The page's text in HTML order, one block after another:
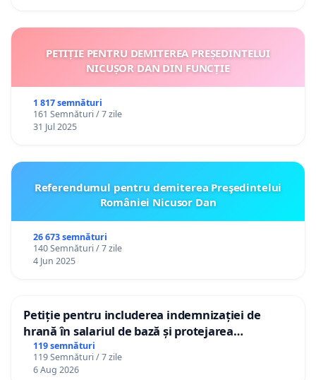
PETIȚIE PENTRU DEMITEREA PREȘEDINTELUI
NICUȘOR DAN DIN FUNCȚIE
1 817 semnături
161 Semnături / 7 zile
31 Jul 2025
Referendumul pentru demiterea Preşedintelui
României Nicusor Dan
26 673 semnături
140 Semnături / 7 zile
4 Jun 2025
Petiție pentru includerea indemnizației de
hrană în salariul de bază și protejarea
gradațiilor de vechime pentru asistenții
personali
119 semnături
119 Semnături / 7 zile
6 Aug 2026